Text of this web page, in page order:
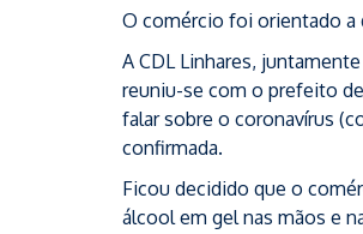
O comércio foi orientado a
A CDL Linhares,
reuniu-se com o prefeito de
falar sobre o coronavírus
confirmada.
Ficou decidido que o
álcool em gel nas mãos e